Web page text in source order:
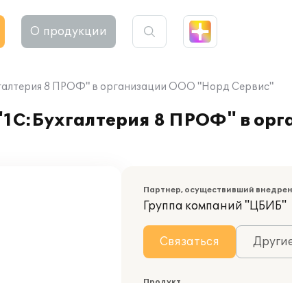
О продукции
8 ПРОФ" в организации ООО "Норд Сервис"
8 ПРОФ" в
Партнер, осуществивший
Группа компаний "ЦБИБ"
Связаться